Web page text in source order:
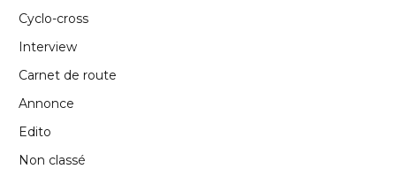
Cyclo-cross
Interview
Carnet de route
Annonce
Edito
Non classé